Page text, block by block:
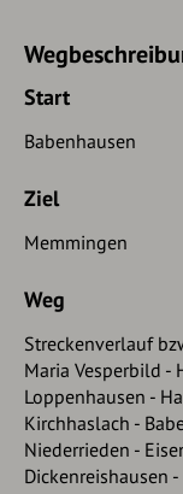
Start
Babenhausen
Ziel
Memmingen
Weg
Streckenverlauf
Maria Vesperbild -
Loppenhausen -
Kirchhaslach -
Niederrieden -
Dickenreishausen